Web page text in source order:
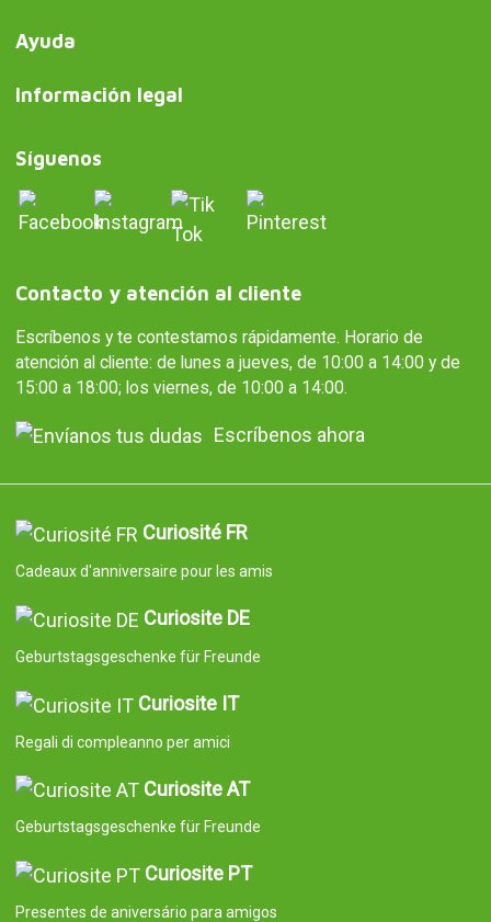
Ayuda
Información legal
Síguenos
Contacto y atención al cliente
Escríbenos y te contestamos rápidamente. Horario de
atención al cliente: de lunes a jueves, de 10:00 a 14:00 y de
15:00 a 18:00; los viernes, de 10:00 a 14:00.
Escríbenos ahora
Curiosité FR
Cadeaux d'anniversaire pour les amis
Curiosite DE
Geburtstagsgeschenke für Freunde
Curiosite IT
Regali di compleanno per amici
Curiosite AT
Geburtstagsgeschenke für Freunde
Curiosite PT
Presentes de aniversário para amigos